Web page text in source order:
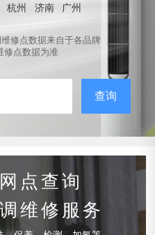
杭州 济南
广州
修点数据来自于各品牌
修点数据为准
查询
点查询
维修服务